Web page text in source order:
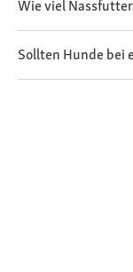
Wie viel
Sollten Hunde bei